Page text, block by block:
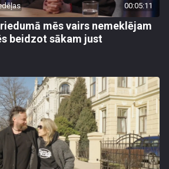
00:05:11
mēs vairs nemeklējam
beidzot sākam just